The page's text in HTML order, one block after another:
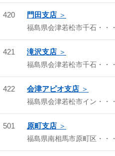
420 門田支店
福島県会津若松市千石・・・
421 滝沢支店
福島県会津若松市千石・・・
422 会津アピオ支店
福島県会津若松市イン・・・
501 原町支店
福島県南相馬市原町区・・・